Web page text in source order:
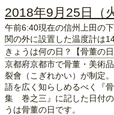
2018年9月25日（
午前6:40現在の信州上田の
関の外に設置した温度計は
きょうは何の日？【骨董の日
京都府京都市で骨董・美術
裂會（こぎれかい）が制定
語を広く知らしめるべく『
集 巻之三』に記した日付の
うは骨董の日です。